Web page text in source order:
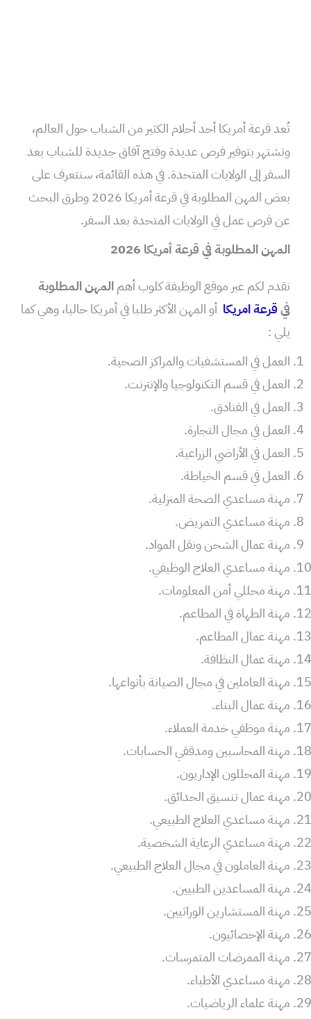
تُعد قرعة أمريكا أحد أحلام الكثير من الشباب حول العالم،
وتشتهر بتوفير فرص عديدة وفتح آفاق جديدة للشباب بعد
السفر إلى الولايات المتحدة. في هذه القائمة، سنتعرف على
بعض المهن المطلوبة في قرعة أمريكا 2026 وطرق البحث
عن فرص عمل في الولايات المتحدة بعد السفر.
المهن المطلوبة في قرعة أمريكا 2026
نقدم لكم عبر موقع الوظيفة كلوب أهمالمهن المطلوبة
فيقرعة امريكا أو المهن الأكثر طلبا في أمريكا حاليا، وهي كما
يلي :
العمل في المستشفيات والمراكز الصحية.
العمل في قسم التكنولوجيا والإنترنت.
العمل في الفنادق.
العمل في مجال التجارة.
العمل في الأراضي الزراعية.
العمل في قسم الخياطة.
مهنة مساعدي الصحة المنزلية.
مهنة مساعدي التمريض.
مهنة عمال الشحن ونقل المواد.
مهنة مساعدي العلاج الوظيفي.
مهنة محللي أمن المعلومات.
مهنة الطهاة في المطاعم.
مهنة عمال المطاعم.
مهنة عمال النظافة.
مهنة العاملين في مجال الصيانة بأنواعها.
مهنة عمال البناء.
مهنة موظفي خدمة العملاء.
مهنة المحاسبين ومدققي الحسابات.
مهنة المحللون الإداريون.
مهنة عمال تنسيق الحدائق.
مهنة مساعدي العلاج الطبيعي.
مهنة مساعدي الرعاية الشخصية.
مهنة العاملون في مجال العلاج الطبيعي.
مهنة المساعدين الطبيين.
مهنة المستشارين الوراثيين.
مهنة الإحصائيون.
مهنة الممرضات المتمرسات.
مهنة مساعدي الأطباء.
مهنة علماء الرياضيات.